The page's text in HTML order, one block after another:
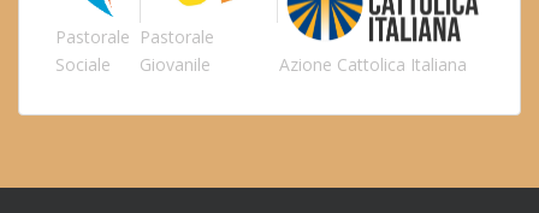
Pastorale
Sociale
Pastorale
Giovanile
Azione Cattolica Italiana